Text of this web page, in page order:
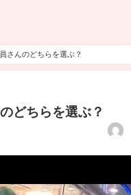
さんのどちらを選ぶ？
どちらを選ぶ？